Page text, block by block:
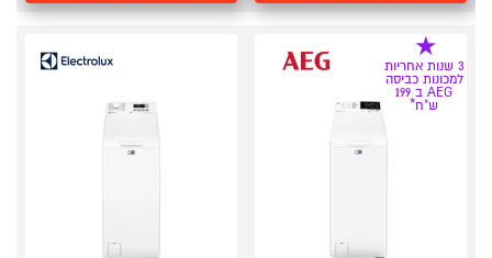
3 שנות אחריות
למכונות כביסה
AEG ב 199
ש"ח*